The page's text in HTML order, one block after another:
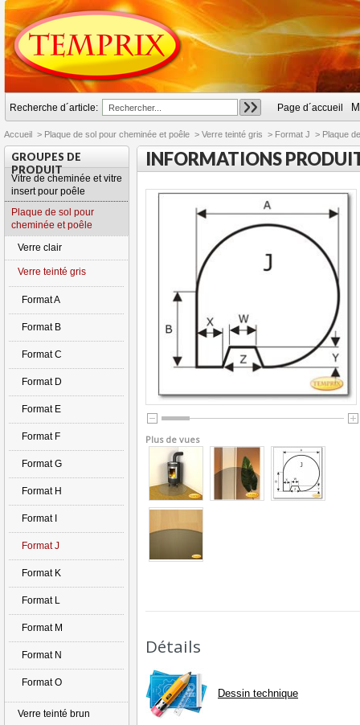
Recherche d´article: Page d´accueil
Accueil > Plaque de sol pour cheminée et poêle > Verre teinté gris > Format J > Plaque
INFORMATIONS
Plus de vues
Détails
Dessin technique
GROUPES DE
PRODUIT
Vitre de cheminée et vitre
insert pour poêle
Plaque de sol pour
cheminée et poêle
Verre clair
Verre teinté gris
Format A
Format B
Format C
Format D
Format E
Format F
Format G
Format H
Format I
Format J
Format K
Format L
Format M
Format N
Format O
Verre teinté brun